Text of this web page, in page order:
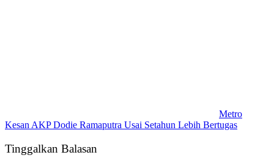
Metro
Kesan AKP Dodie Ramaputra Usai Setahun Lebih Bertugas
Tinggalkan Balasan